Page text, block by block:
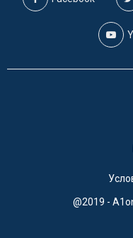
@2019 -